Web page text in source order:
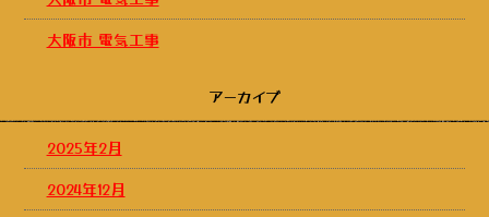
大阪市 電気工事
アーカイブ
2025年2月
2024年12月